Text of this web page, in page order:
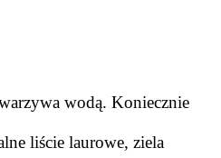
wodą. Koniecznie
liście laurowe, ziela